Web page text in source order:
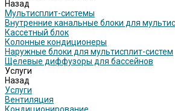
Назад
Мультисплит-системы
Внутренние канальные блоки для
Кассетный блок
Колонные кондиционеры
Наружные блоки для мультисплит-систем
Щелевые диффузоры для бассейнов
Услуги
Назад
Услуги
Вентиляция